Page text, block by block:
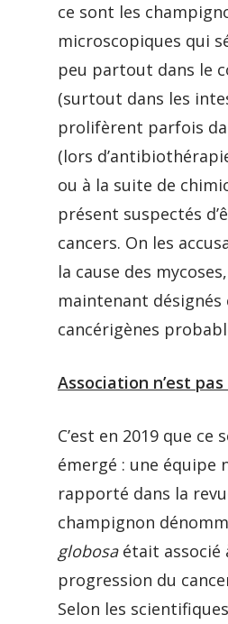
ce sont les
microscopiques qui
peu partout dans le
(surtout dans les
prolifèrent parfois
(lors
ou à la suite de
présent suspectés
cancers. On les
la cause des
maintenant désignés
cancérigènes
Association n’est
C’est en 2019 que ce
émergé : une équipe
rapporté dans la
champignon
globosaétait associé
progression du
Selon les